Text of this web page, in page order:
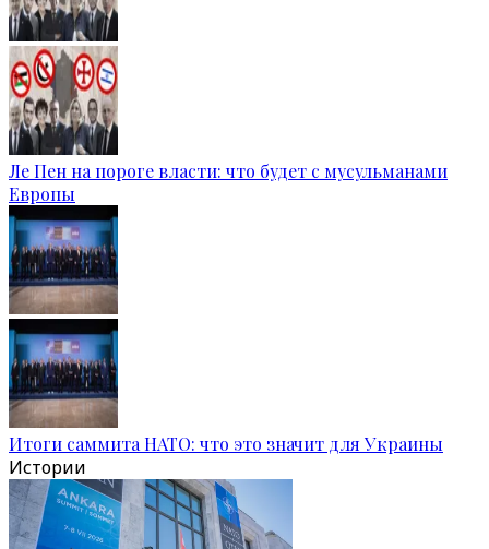
Ле Пен на пороге власти: что будет с мусульманами
Европы
Итоги саммита НАТО: что это значит для Украины
Истории